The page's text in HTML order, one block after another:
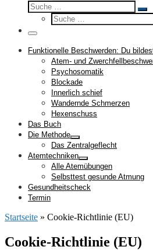
Suche
…
Suche
Menü
Funktionelle Beschwerden: Du
Atem- und
Psychosomatik
Blockade
Innerlich schief
Wandernde Schmerzen
Hexenschuss
Das Buch
Die Methode
Das Zentralgeflecht
Atemtechniken
Alle Atemübungen
Selbsttest gesunde Atmung
Gesundheitscheck
Termin
Startseite » Cookie-Richtlinie (EU)
Cookie-Richtlinie (EU)